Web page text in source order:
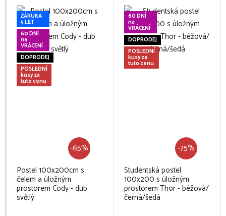
ZÁRUKA
5 LET
60 DNÍ
na
VRÁCENÍ
DOPRODEJ
POSLEDNÍ
kusy za
tuto cenu
-65%
Postel 100x200cm s
čelem a úložným
prostorem Cody - dub
světlý
60 DNÍ
na
VRÁCENÍ
DOPRODEJ
POSLEDNÍ
kusy za
tuto cenu
-75%
Studentská postel
100x200 s úložným
prostorem Thor - béžová/
černá/šedá